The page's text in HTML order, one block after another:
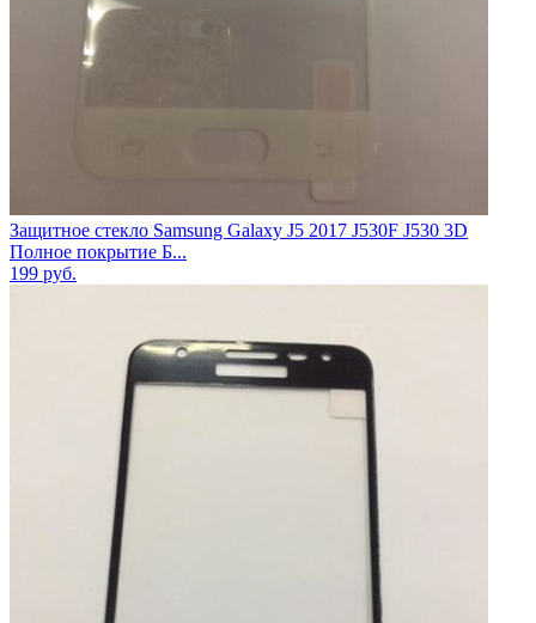
Защитное стекло Samsung Galaxy J5 2017 J530F J530 3D
Полное покрытие Б...
199 руб.